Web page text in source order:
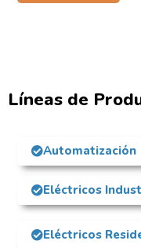
Líneas de
Automatización
Eléctricos
Eléctricos